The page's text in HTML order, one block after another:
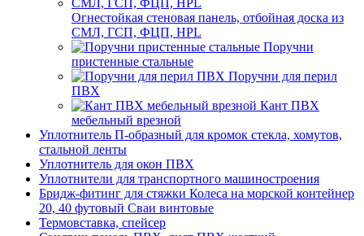
Огнестойкая стеновая панель, отбойная доска из
СМЛ, ГСП, ФЦП, HPL
Поручни
пристенные стальные
Поручни для перил
ПВХ
Кант ПВХ
мебельный врезной
Уплотнитель П-образный для кромок стекла, хомутов,
стальной ленты
Уплотнитель для окон ПВХ
Уплотнители для транспортного машиностроения
Бридж-фитинг для стяжки Колеса на морской контейнер
20, 40 футовый Сваи винтовые
Термовставка, спейсер